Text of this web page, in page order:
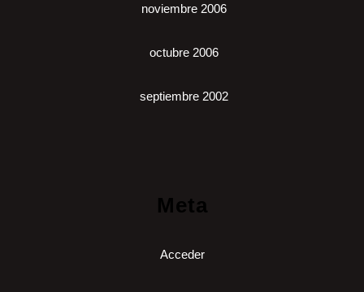
noviembre 2006
octubre 2006
septiembre 2002
Meta
Acceder